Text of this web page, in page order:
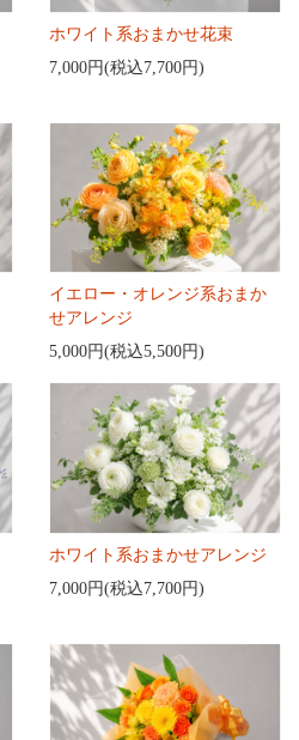
ホワイト系おまかせ花束
7,000円(税込7,700円)
イエロー・オレンジ系おまか
せアレンジ
5,000円(税込5,500円)
ホワイト系おまかせアレンジ
7,000円(税込7,700円)